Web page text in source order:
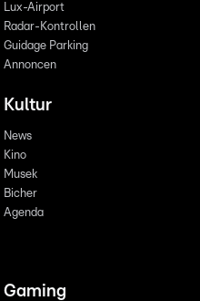
Lux-Airport
Radar-Kontrollen
Guidage Parking
Annoncen
Kultur
News
Kino
Musek
Bicher
Agenda
Gaming